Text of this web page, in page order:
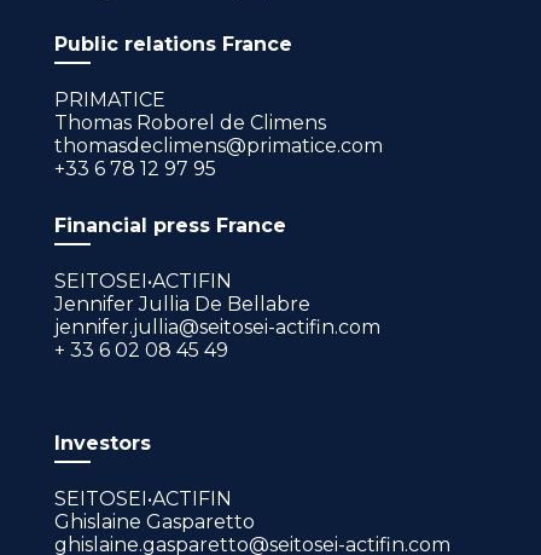
Public relations France
PRIMATICE
Thomas Roborel de Climens
thomasdeclimens@primatice.com
+33 6 78 12 97 95
Financial press France
SEITOSEI•ACTIFIN
Jennifer Jullia De Bellabre
jennifer.jullia@seitosei-actifin.com
+ 33 6 02 08 45 49
Investors
SEITOSEI•ACTIFIN
Ghislaine Gasparetto
ghislaine.gasparetto@seitosei-actifin.com